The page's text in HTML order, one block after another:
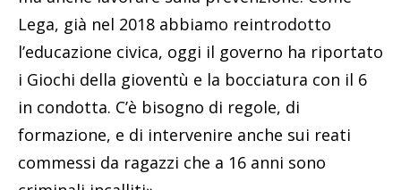
Lega, già nel 2018 abbiamo reintrodotto
l’educazione civica, oggi il governo ha riportato
i Giochi della gioventù e la bocciatura con il 6
in condotta. C’è bisogno di regole, di
formazione, e di intervenire anche sui reati
commessi da ragazzi che a 16 anni sono